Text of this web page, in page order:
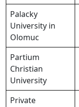
Palacky
University in
Olomuc
Partium
Christian
University
Private